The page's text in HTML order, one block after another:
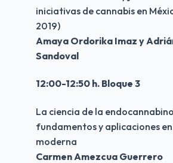
iniciativas de cannabis en
2019)
Amaya Ordorika Imaz y
Sandoval
12:00-12:50 h. Bloque 3
La ciencia de la
fundamentos y aplicaciones
moderna
Carmen Amezcua Guerrero